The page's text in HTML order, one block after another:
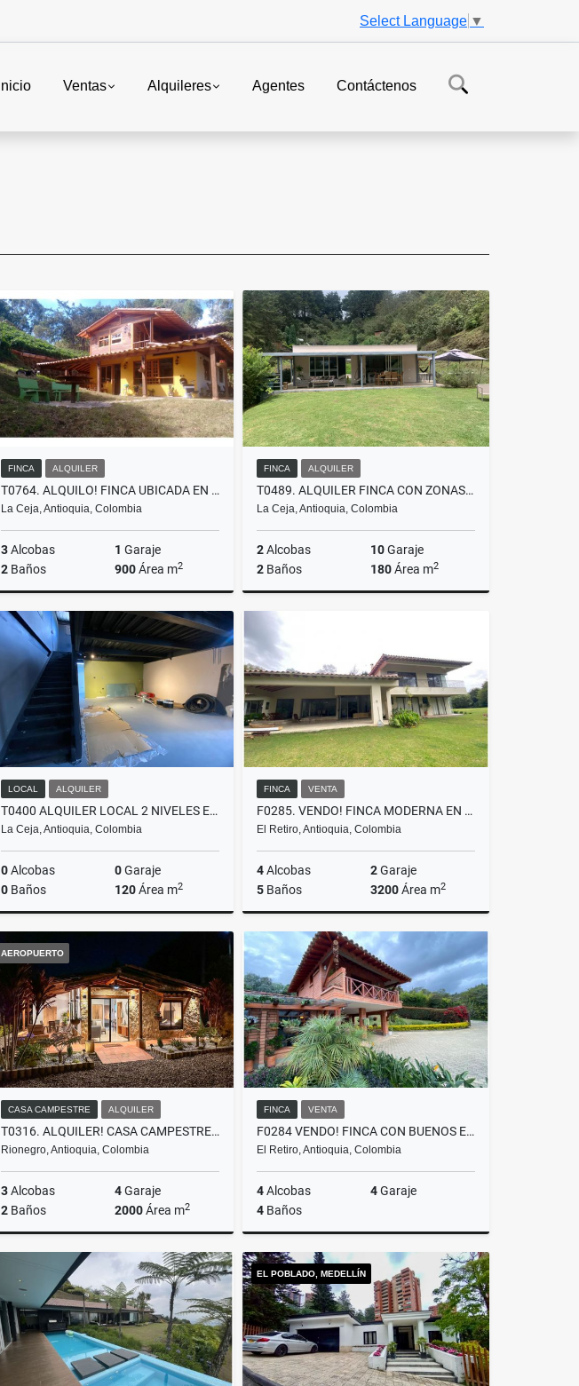
Select Language ▼
Inicio Ventas Alquileres Agentes Contáctenos
FINCA ALQUILER
T0764. ALQUILO! FINCA UBICADA EN PARCELACIÓN DEL YARUMO EN LA CEJA
La Ceja, Antioquia, Colombia
3Alcobas 1 Garaje
2 Baños 900Área m2
Alquiler
$3.900.000
FINCA ALQUILER
T0489. ALQUILER FINCA CON ZONAS VERDES
La Ceja, Antioquia, Colombia
2Alcobas 10Garaje
2 Baños 180Área m2
LOCAL ALQUILER
T0400 ALQUILER LOCAL 2 NIVELES EN MALL COMERCIAL CON POTENCIAL LA CEJA
La Ceja, Antioquia, Colombia
0Alcobas 0Garaje
0 Baños 120Área m2
Alquiler
$5.000.000
FINCA VENTA
F0285. VENDO! FINCA MODERNA EN PARCELACIÓN EXCLUSIVA UBICADA EL RETIRO
El Retiro, Antioquia, Colombia
4Alcobas 2Garaje
5 Baños 3200Área m2
Venta
$3.600.000.000
AEROPUERTO
CASA CAMPESTRE ALQUILER
T0316. ALQUILER! CASA CAMPESTRE AMOBLADA CERCA AL AEROPUERTO
Rionegro, Antioquia, Colombia
3Alcobas 4Garaje
2 Baños 2000Área m2
Alquiler
$12.500.000
FINCA VENTA
F0284 VENDO! FINCA CON BUENOS ESPACIOS UBICACIÓN RESIDENCIAL EL RETIRO
El Retiro, Antioquia, Colombia
4Alcobas 4Garaje
4 Baños
Venta
$2.700.000.000
EL POBLADO, MEDELLÍN